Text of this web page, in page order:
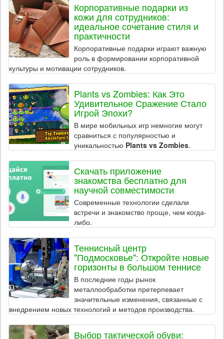
Корпоративные подарки из
кожи для сотрудников:
идеальное сочетание стиля и
практичности
Корпоративные подарки играют важную
роль в формировании корпоративной
культуры и мотивации сотрудников.
Plants vs Zombies: Как Это
Удивительное Сражение Стало
Игрой Эпохи?
В мире мобильных игр немногие могут
сравниться с популярностью и
уникальностью Plants vs Zombies.
Скачать приложение
знакомства бесплатно для
научной совместимости
Современные технологии сделали
встречи и знакомство проще, чем когда-
либо.
Теннисный центр
"Подмосковье": Откройте новые
горизонты в большом теннисе
В последние годы рынок
металлообработки претерпевает
значительные изменения, связанные с
внедрением новых технологий и методов производства.
Выбор тактической обуви: